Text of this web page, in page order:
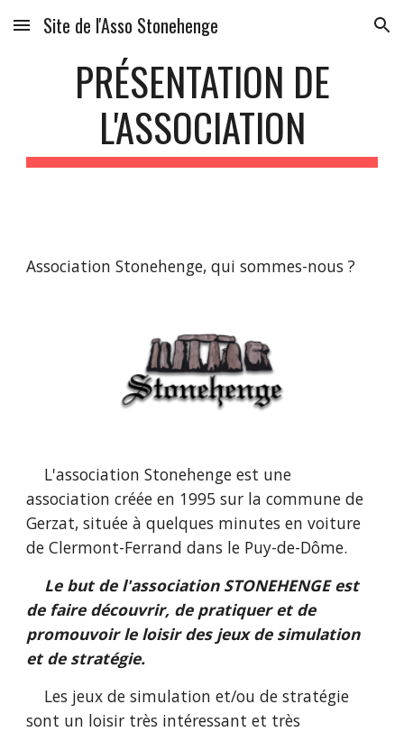
Skip to main content Skip to navigation
Site de l'Asso Stonehenge
PRÉSENTATION DE
L'ASSOCIATION
Association Stonehenge, qui sommes-nous ?
L'association Stonehenge est une
association créée en 1995 sur la commune de
Gerzat, située à quelques minutes en voiture
de Clermont-Ferrand dans le Puy-de-Dôme.
Le but de l'association STONEHENGE est
de faire découvrir, de pratiquer et de
promouvoir le loisir des jeux de simulation
et de stratégie.
Les jeux de simulation et/ou de stratégie
sont un loisir très intéressant et très